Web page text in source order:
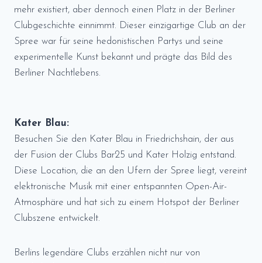
mehr existiert, aber dennoch einen Platz in der Berliner
Clubgeschichte einnimmt. Dieser einzigartige Club an der
Spree war für seine hedonistischen Partys und seine
experimentelle Kunst bekannt und prägte das Bild des
Berliner Nachtlebens.
Kater Blau:
Besuchen Sie den Kater Blau in Friedrichshain, der aus
der Fusion der Clubs Bar25 und Kater Holzig entstand.
Diese Location, die an den Ufern der Spree liegt, vereint
elektronische Musik mit einer entspannten Open-Air-
Atmosphäre und hat sich zu einem Hotspot der Berliner
Clubszene entwickelt.
Berlins legendäre Clubs erzählen nicht nur von